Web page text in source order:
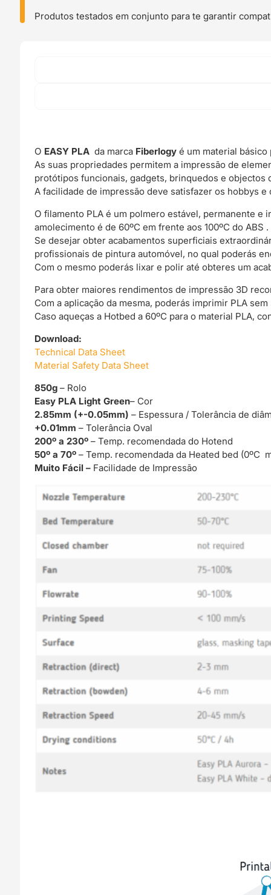
Light
Produtos testados em conjunto para te garantir
O EASY PLA da marca Fiberlogy é um material
As suas propriedades permitem a impressão de
protótipos funcionais, gadgets, brinquedos e objectos
A facilidade de impressão deve satisfazer os hobbys
O filamento PLA é um polmero estável, permanente e
amolecimento é de 60ºC em frente aos 100ºC do ABS .
Se desejar obter acabamentos superficiais
profissionais de pintura automóvel, no qual poderás
Com o mesmo poderás lixar e polir até obteres um
Para obter maiores rendimentos de impressão 3D
Com a aplicação da mesma, poderás imprimir PLA
Caso aqueças a Hotbed a 60ºC para o material PLA,
Download:
Technical Data Sheet
Material Safety Data Sheet
850g – Rolo
Easy PLA Light Green– Cor
2.85mm (+-0.05mm)– Espessura / Tolerância de
+0.01mm– Tolerância Oval
200º a 230º– Temp. recomendada do Hotend
50º a 70º– Temp. recomendada da Heated bed (0ºC
Muito Fácil – Facilidade de Impressão